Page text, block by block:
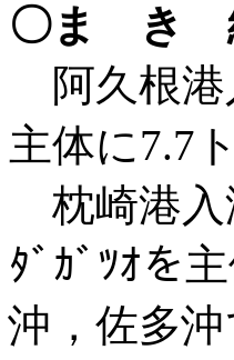
〇ま き
阿久根港
主体に7.7
枕崎港入
ﾀﾞｶﾞﾂｵを
沖，佐多沖